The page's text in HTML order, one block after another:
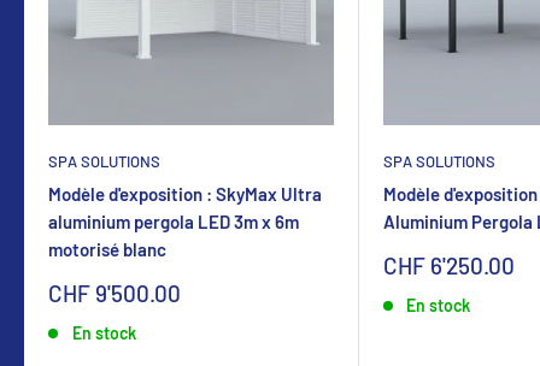
SPA SOLUTIONS
Modèle d'exposition : SkyMax Ultra
aluminium pergola LED 3m x 6m
motorisé blanc
Sonderpreis
CHF 9'500.00
En stock
SPA SOLUTIONS
Modèle
Aluminium Pergola
Sonderpreis
CHF 6'250.00
En stock